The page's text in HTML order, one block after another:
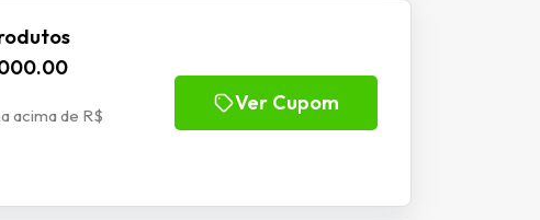
acima de R$
Ver Cupom